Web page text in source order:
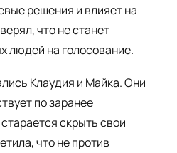
решения и влияет на
что не станет
людей на голосование.
Клаудия и Майка. Они
по заранее
скрыть свои
что не против